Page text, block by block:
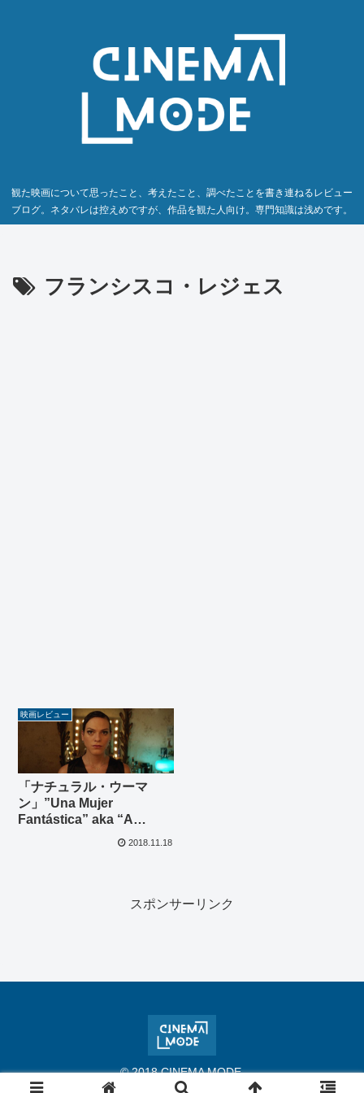
観た映画について思ったこと、考えたこと、調べたことを書き連ねるレビュー
ブログ。ネタバレは控えめですが、作品を観た人向け。専門知識は浅めです。
フランシスコ・レジェス
映画レビュー
「ナチュラル・ウーマ
ン」”Una Mujer
Fantástica” aka “A
Fantastic Woman”(2017)
2018.11.18
スポンサーリンク
© 2018 CINEMA MODE.